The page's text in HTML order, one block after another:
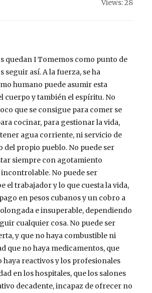
Views: 28
quedan I Tomemos como punto de
seguir así. A la fuerza, se ha
humano puede asumir esta
cuerpo y también el espíritu. No
que se consigue para comer se
cocinar, para gestionar la vida,
agua corriente, ni servicio de
propio pueblo. No puede ser
siempre con agotamiento
No puede ser
trabajador y lo que cuesta la vida,
en pesos cubanos y un cobro a
e insuperable, dependiendo
cualquier cosa. No puede ser
y que no haya combustible ni
que no haya medicamentos, que
reactivos y los profesionales
en los hospitales, que los salones
decadente, incapaz de ofrecer no